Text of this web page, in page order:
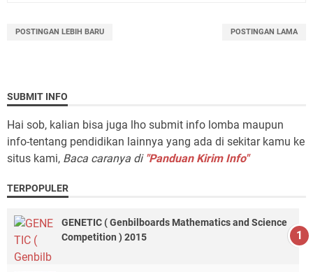
POSTINGAN LEBIH BARU POSTINGAN LAMA
SUBMIT INFO
Hai sob, kalian bisa juga lho submit info lomba maupun
info-tentang pendidikan lainnya yang ada di sekitar kamu ke
situs kami, Baca caranya di "Panduan Kirim Info"
TERPOPULER
GENETIC ( Genbilboards Mathematics and Science
Competition ) 2015